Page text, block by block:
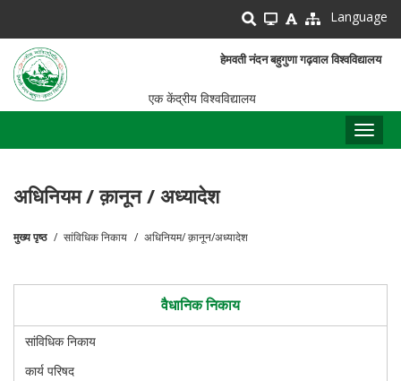
main
content
Language
हेमवती नंदन बहुगुणा गढ़वाल विश्वविद्यालय
एक केंद्रीय विश्वविद्यालय
अधिनियम / क़ानून / अध्यादेश
मुख्य पृष्ठ सांविधिक निकाय अधिनियम/ क़ानून/अध्यादेश
वैधानिक निकाय
सांविधिक निकाय
कार्य परिषद